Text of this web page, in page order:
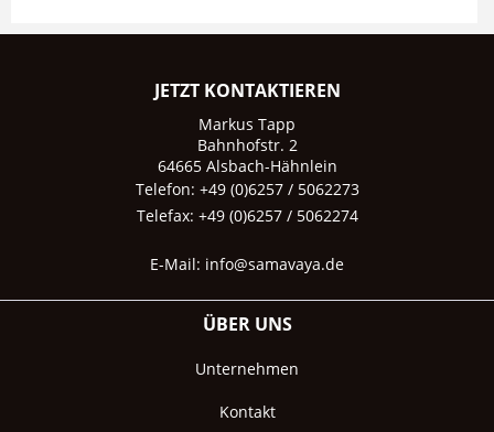
JETZT KONTAKTIEREN
Markus Tapp
Bahnhofstr. 2
64665 Alsbach-Hähnlein
Telefon: +49 (0)6257 / 5062273
Telefax: +49 (0)6257 / 5062274
E-Mail: info@samavaya.de
ÜBER UNS
Unternehmen
Kontakt